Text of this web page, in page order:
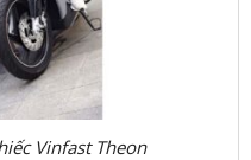
Vinfast Theon